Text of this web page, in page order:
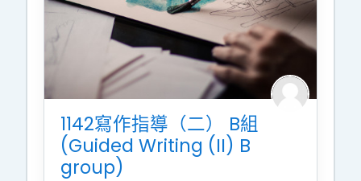
1142寫作指導（二） B組
(Guided Writing (II) B
group)